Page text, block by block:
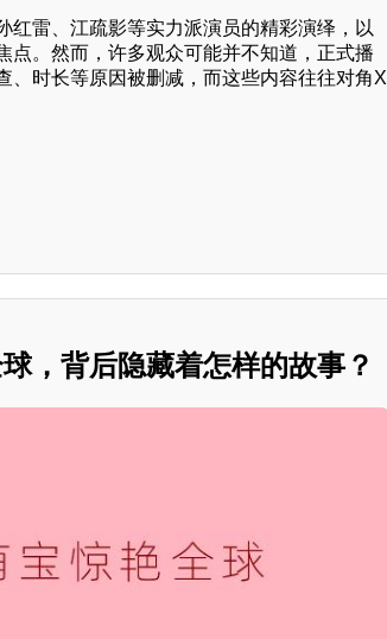
红雷、江疏影等实力派演员的精彩演绎，以
点。然而，许多观众可能并不知道，正式播
、时长等原因被删减，而这些内容往往对角X
，背后隐藏着怎样的故事？